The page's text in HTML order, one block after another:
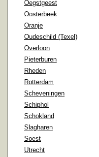
Oegstgeest
Oosterbeek
Oranje
Oudeschild (Texel)
Overloon
Pieterburen
Rheden
Rotterdam
Scheveningen
Schiphol
Schokland
Slagharen
Soest
Utrecht